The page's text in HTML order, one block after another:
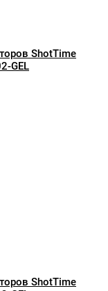
ShotTime
GEL
ShotTime